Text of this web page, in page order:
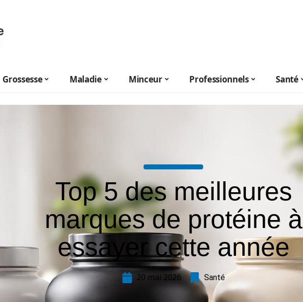
Grossesse Maladie Minceur Professionnels Santé
Top 5 des meilleures
marques de protéine à
essayer cette année
20 mai 2026 Santé